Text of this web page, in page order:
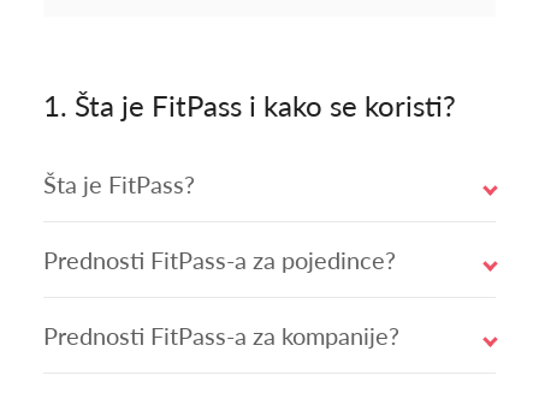
1. Šta je FitPass i kako se koristi?
Šta je FitPass?
Prednosti FitPass-a za pojedince?
Prednosti FitPass-a za kompanije?